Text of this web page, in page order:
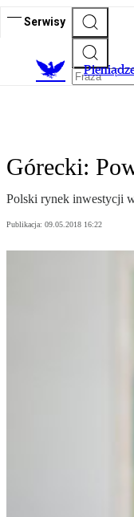
Serwisy
P
Górecki:
Polski rynek inwestycji
Publikacja: 09.05.2018 16:22